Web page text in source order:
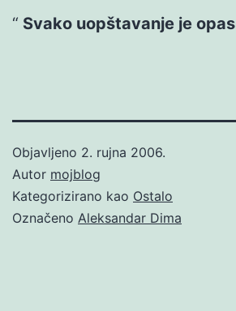
Svako uopštavanje je
Objavljeno 2. rujna 2006.
Autor mojblog
Kategorizirano kao Ostalo
Označeno Aleksandar Dima